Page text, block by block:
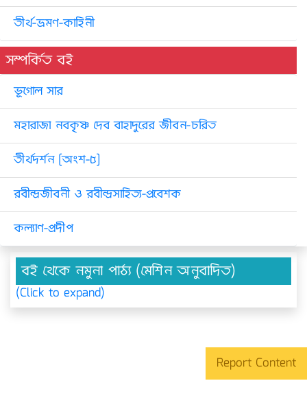
তীর্থ-ভ্রমণ-কাহিনী
সম্পর্কিত বই
ভূগোল সার
মহারাজা নবকৃষ্ণ দেব বাহাদুরের জীবন-চরিত
তীর্থদর্শন [অংশ-৫]
রবীন্দ্রজীবনী ও রবীন্দ্রসাহিত্য-প্রবেশক
কল্যাণ-প্রদীপ
বই থেকে নমুনা পাঠ্য (মেশিন অনুবাদিত)
(Click to expand)
Report Content